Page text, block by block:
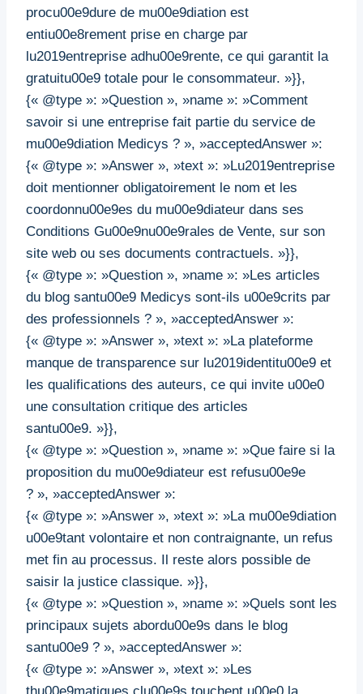
procu00e9dure de mu00e9diation est
entiu00e8rement prise en charge par
lu2019entreprise adhu00e9rente, ce qui garantit la
gratuitu00e9 totale pour le consommateur. »}},
{« @type »: »Question », »name »: »Comment
savoir si une entreprise fait partie du service de
mu00e9diation Medicys ? », »acceptedAnswer »:
{« @type »: »Answer », »text »: »Lu2019entreprise
doit mentionner obligatoirement le nom et les
coordonnu00e9es du mu00e9diateur dans ses
Conditions Gu00e9nu00e9rales de Vente, sur son
site web ou ses documents contractuels. »}},
{« @type »: »Question », »name »: »Les articles
du blog santu00e9 Medicys sont-ils u00e9crits par
des professionnels ? », »acceptedAnswer »:
{« @type »: »Answer », »text »: »La plateforme
manque de transparence sur lu2019identitu00e9 et
les qualifications des auteurs, ce qui invite u00e0
une consultation critique des articles
santu00e9. »}},
{« @type »: »Question », »name »: »Que faire si la
proposition du mu00e9diateur est refusu00e9e
? », »acceptedAnswer »:
{« @type »: »Answer », »text »: »La mu00e9diation
u00e9tant volontaire et non contraignante, un refus
met fin au processus. Il reste alors possible de
saisir la justice classique. »}},
{« @type »: »Question », »name »: »Quels sont les
principaux sujets abordu00e9s dans le blog
santu00e9 ? », »acceptedAnswer »:
{« @type »: »Answer », »text »: »Les